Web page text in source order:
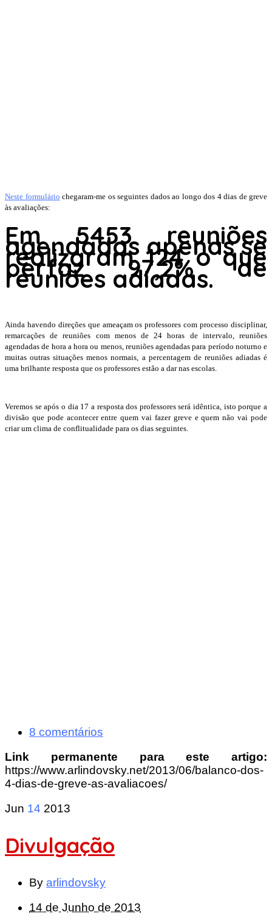
Neste formulário chegaram-me os seguintes dados ao longo dos 4 dias de greve
às avaliações:
Em 5453 reuniões
agendadas apenas se
realizaram 124 o que
perfaz 97,2% de
reuniões adiadas.
Ainda havendo direções que ameaçam os professores com processo disciplinar,
remarcações de reuniões com menos de 24 horas de intervalo, reuniões
agendadas de hora a hora ou menos, reuniões agendadas para período noturno e
muitas outras situações menos normais, a percentagem de reuniões adiadas é
uma brilhante resposta que os professores estão a dar nas escolas.
Veremos se após o dia 17 a resposta dos professores será idêntica, isto porque a
divisão que pode acontecer entre quem vai fazer greve e quem não vai pode
criar um clima de conflitualidade para os dias seguintes.
8 comentários
Link permanente para este artigo:
https://www.arlindovsky.net/2013/06/balanco-dos-
4-dias-de-greve-as-avaliacoes/
Jun 14 2013
Divulgação
By arlindovsky
14 de Junho de 2013